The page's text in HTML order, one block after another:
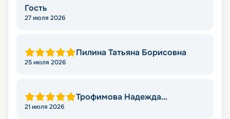
Гость
27 июля 2026
Пилина Татьяна Борисовна
25 июля 2026
Трофимова Надежда
21 июля 2026